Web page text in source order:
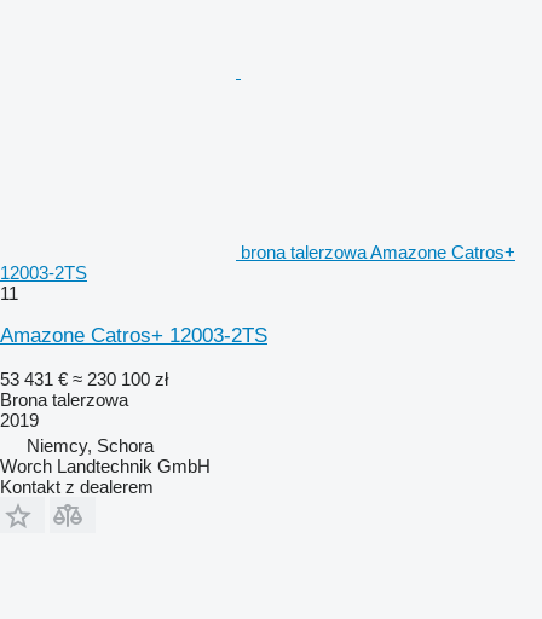
brona talerzowa Amazone Catros+
12003-2TS
11
Amazone Catros+ 12003-2TS
53 431 € ≈ 230 100 zł
Brona talerzowa
2019
Niemcy, Schora
Worch Landtechnik GmbH
Kontakt z dealerem